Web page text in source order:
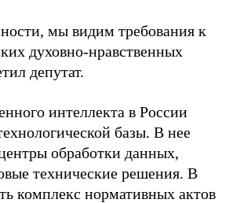
мы видим требования к
духовно-нравственных
депутат.
интеллекта в России
базы. В нее
обработки данных,
технические решения. В
комплекс нормативных актов